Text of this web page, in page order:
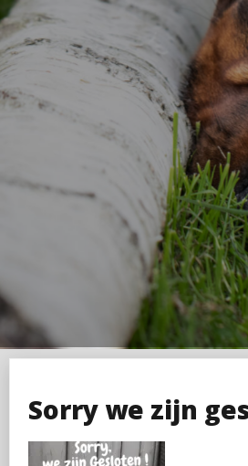
Sorry we zijn